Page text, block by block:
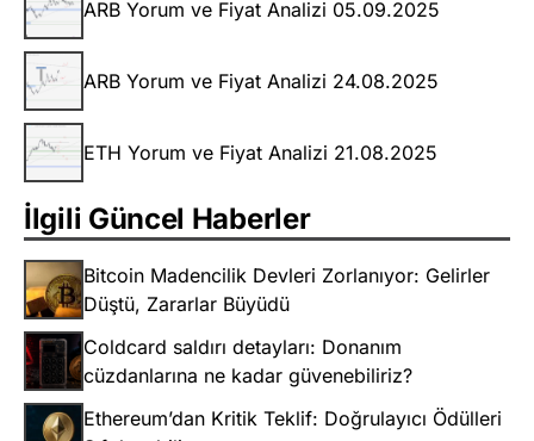
ARB Yorum ve Fiyat Analizi 05.09.2025
ARB Yorum ve Fiyat Analizi 24.08.2025
ETH Yorum ve Fiyat Analizi 21.08.2025
İlgili Güncel Haberler
Bitcoin Madencilik Devleri Zorlanıyor: Gelirler
Düştü, Zararlar Büyüdü
Coldcard saldırı detayları: Donanım
cüzdanlarına ne kadar güvenebiliriz?
Ethereum’dan Kritik Teklif: Doğrulayıcı Ödülleri